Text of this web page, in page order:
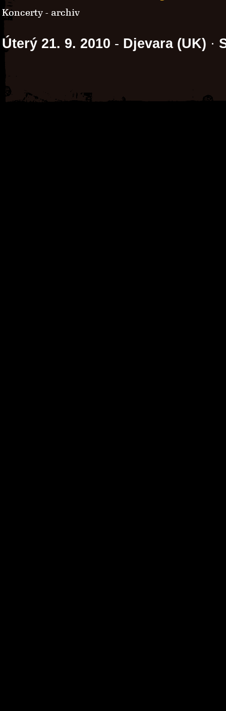
Koncerty - archiv
Úterý 21. 9. 2010 - Djevara (UK) ·